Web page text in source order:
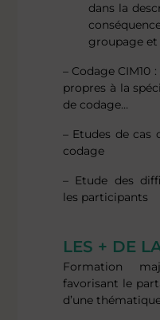
dans la
groupage
– Codage CIM10
propres à la
de codage…
– Etudes de cas
codage
– Etude des
les participants
LES + DE
Formation
favorisant le
d’une